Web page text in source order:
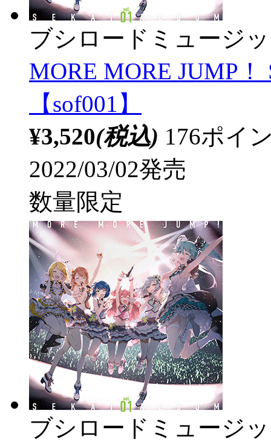
ブシロードミュージ
MORE MORE JUMP
【sof001】
¥3,520(税込) 176ポイ
2022/03/02発売
数量限定
ブシロードミュージ